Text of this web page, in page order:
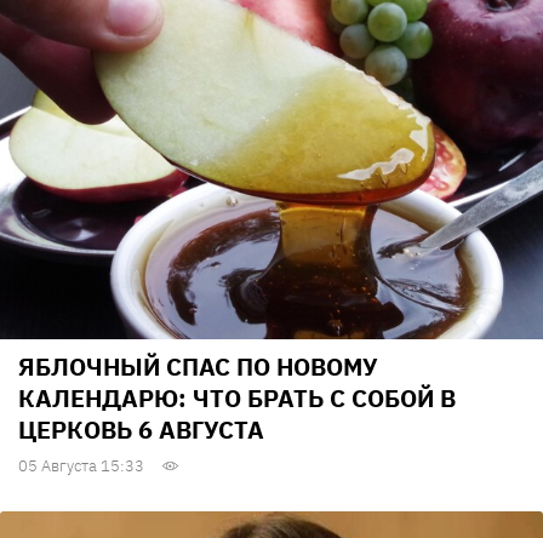
ЯБЛОЧНЫЙ СПАС ПО НОВОМУ
КАЛЕНДАРЮ: ЧТО БРАТЬ С СОБОЙ В
ЦЕРКОВЬ 6 АВГУСТА
05 Августа 15:33